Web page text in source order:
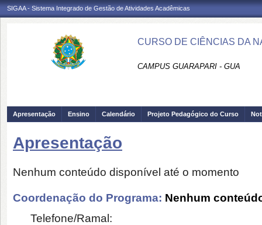
SIGAA - Sistema Integrado de Gestão de Atividades Acadêmicas
CURSO DE CIÊNCIAS DA
CAMPUS GUARAPARI - GUA
Apresentação Ensino Calendário Projeto Pedagógico do Curso
Apresentação
Nenhum conteúdo disponível até o momento
Coordenação do Programa: Nenhum
Telefone/Ramal: